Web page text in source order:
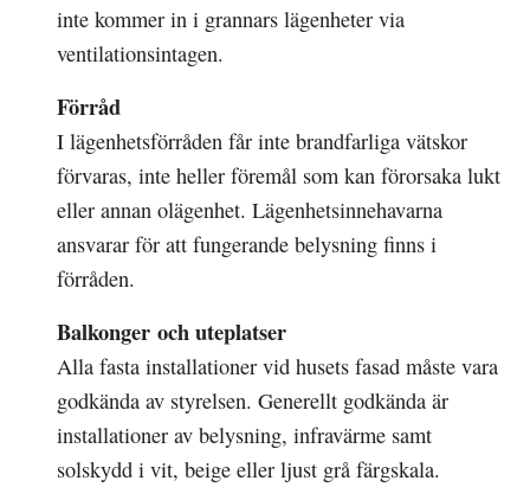
inte kommer in i grannars lägenheter via
ventilationsintagen.
Förråd
I lägenhetsförråden får inte brandfarliga vätskor
förvaras, inte heller föremål som kan förorsaka lukt
eller annan olägenhet. Lägenhetsinnehavarna
ansvarar för att fungerande belysning finns i
förråden.
Balkonger och uteplatser
Alla fasta installationer vid husets fasad måste vara
godkända av styrelsen. Generellt godkända är
installationer av belysning, infravärme samt
solskydd i vit, beige eller ljust grå färgskala.